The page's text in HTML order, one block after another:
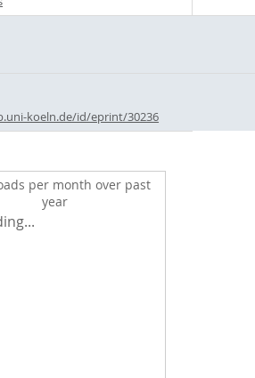
koeln.de/id/eprint/30236
per month over past
year